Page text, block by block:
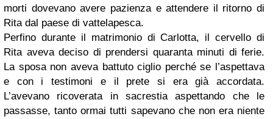
morti dovevano avere pazienza e attendere il ritorno di
Rita dal paese di vattelapesca.
Perfino durante il matrimonio di Carlotta, il cervello di
Rita aveva deciso di prendersi quaranta minuti di ferie.
La sposa non aveva battuto ciglio perché se l’aspettava
e con i testimoni e il prete si era già accordata.
L’avevano ricoverata in sacrestia aspettando che le
passasse, tanto ormai tutti sapevano che non era niente